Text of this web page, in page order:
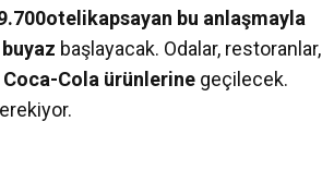
bu anlaşmayla
buyaz başlayacak. Odalar, restoranlar,
Coca-Cola ürünlerine geçilecek.